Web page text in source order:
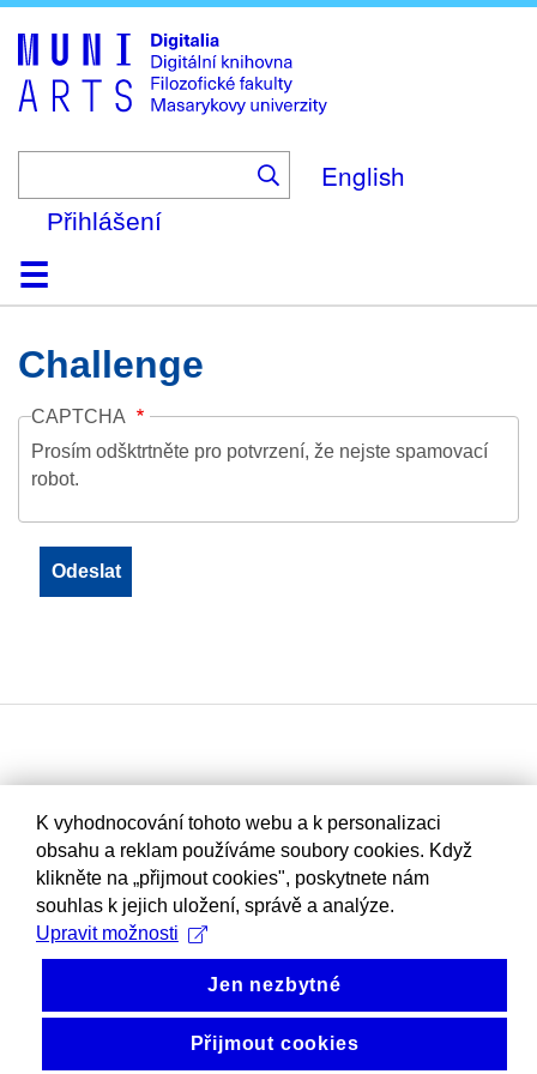
to
main
content
English
Přihlášení
DomůKolekce
Prohlížení
Vyhledávání
O platformě
Nápověda
KontaktDigitalia
Challenge
CAPTCHA
Prosím odšktrtněte pro potvrzení, že nejste spamovací
robot.
K vyhodnocování tohoto webu a k personalizaci
obsahu a reklam používáme soubory cookies. Když
klikněte na „přijmout cookies", poskytnete nám
souhlas k jejich uložení, správě a analýze.
Upravit možnosti
Jen nezbytné
Přijmout cookies